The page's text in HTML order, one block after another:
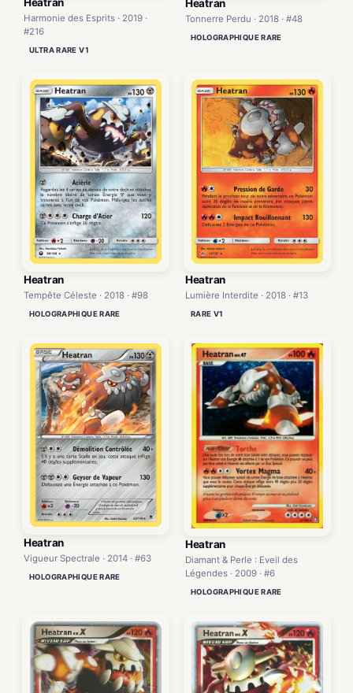
Harmonie des Esprits · 2019 ·
#216
ULTRA RARE V1
Heatran
Tonnerre Perdu · 2018 · #48
HOLOGRAPHIQUE RARE
Heatran
Tempête Céleste · 2018 · #98
HOLOGRAPHIQUE RARE
Heatran
Lumière Interdite · 2018 · #13
RARE V1
Heatran
Vigueur Spectrale · 2014 · #63
HOLOGRAPHIQUE RARE
Heatran
Diamant & Perle : Eveil des
Légendes · 2009 · #6
HOLOGRAPHIQUE RARE